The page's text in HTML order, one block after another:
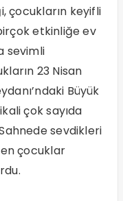
çocukların keyifli
etkinliğe ev
sevimli
23 Nisan
Büyük
çok sayıda
sevdikleri
çocuklar